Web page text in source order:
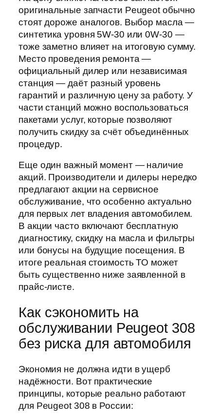
оригинальные запчасти Peugeot обычно
стоят дороже аналогов. Выбор масла —
синтетика уровня 5W-30 или 0W-30 —
тоже заметно влияет на итоговую сумму.
Место проведения ремонта —
официальный дилер или независимая
станция — даёт разный уровень
гарантий и различную цену за работу. У
части станций можно воспользоваться
пакетами услуг, которые позволяют
получить скидку за счёт объединённых
процедур.
Еще один важный момент — наличие
акций. Производители и дилеры нередко
предлагают акции на сервисное
обслуживание, что особенно актуально
для первых лет владения автомобилем.
В акции часто включают бесплатную
диагностику, скидку на масла и фильтры
или бонусы на будущие посещения. В
итоге реальная стоимость ТО может
быть существенно ниже заявленной в
прайс-листе.
Как сэкономить на
обслуживании Peugeot 308
без риска для автомобиля
Экономия не должна идти в ущерб
надёжности. Вот практические
принципы, которые реально работают
для Peugeot 308 в России: